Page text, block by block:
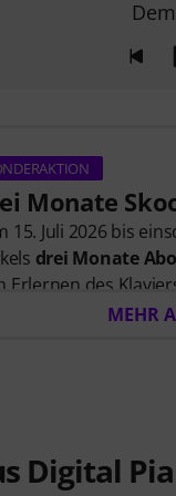
Monate
15. Juli 2026 bis
drei Monate
Erlernen des
und Lektionen,
MEHR
Digital